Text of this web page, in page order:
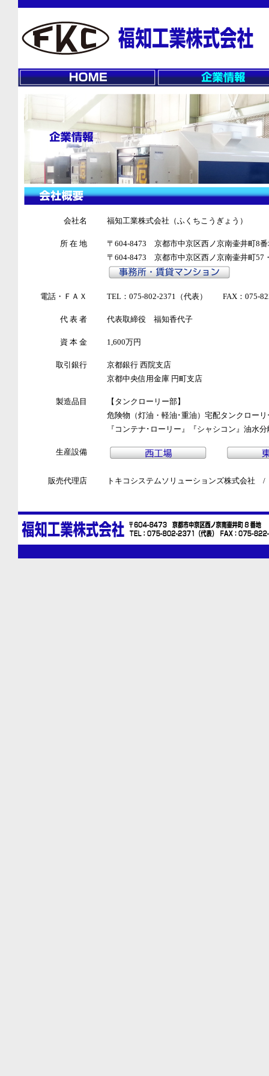
会社名 福知工業株式会社（ふくちこうぎょう）
所 在 地
〒604-8473 京都市中京区西ノ京南壷井町8
〒604-8473 京都市中京区西ノ京南壷井町57
電話・ＦＡＸ TEL：075-802-2371（代表） FAX：075-
代 表 者 代表取締役 福知香代子
資 本 金 1,600万円
取引銀行
京都銀行 西院支店
京都中央信用金庫 円町支店
製造品目
【タンクローリー部】
危険物（灯油・軽油･重油）宅配タンクローリ
『コンテナ･ローリー』『シャシコン』油水
生産設備
販売代理店 トキコシステムソリューションズ株式会